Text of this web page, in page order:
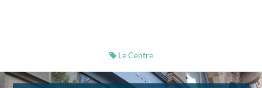
Le Centre